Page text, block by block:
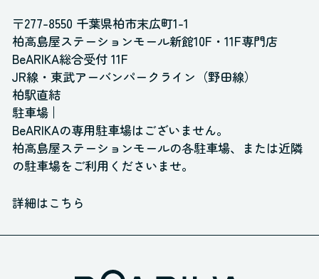
〒277-8550 千葉県柏市末広町1-1
柏高島屋ステーションモール新館10F・11F専門店
BeARIKA総合受付 11F
JR線・東武アーバンパークライン（野田線）
柏駅直結
駐車場
BeARIKAの専用駐車場はございません。
柏高島屋ステーションモールの各駐車場、 または近隣
の駐車場をご利用くださいませ。
詳細はこちら